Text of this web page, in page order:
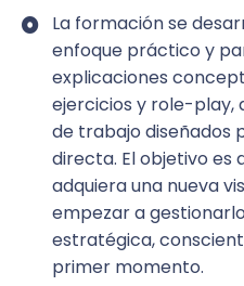
Comprensión del
farmacia y su
Impacto de las
equipo y en los
Estrategias de
relación con el
Claves para atraer,
personal de la
La formación se
enfoque práctico y
explicaciones
ejercicios y role-play,
de trabajo diseñados
directa. El objetivo es
adquiera una nueva
empezar a
estratégica,
primer momento.